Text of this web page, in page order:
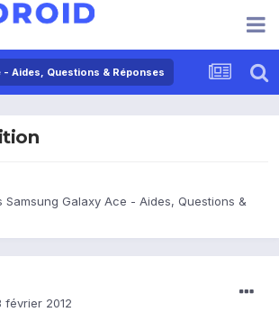
- Aides, Questions & Réponses
Samsung Galaxy Ace - Aides, Questions &
février 2012